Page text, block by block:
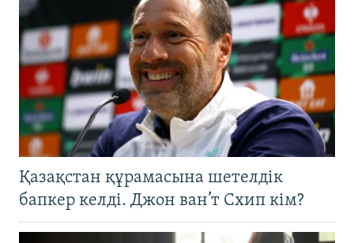
Қазақстан құрамасына шетелдік
бапкер келді. Джон ван’т Схип кім?